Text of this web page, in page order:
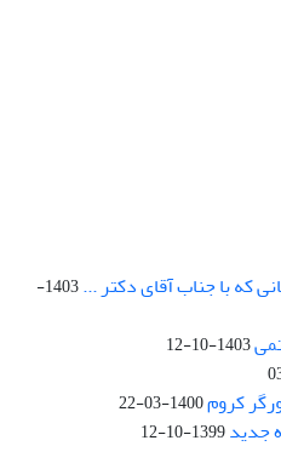
که با جناب آقای دکتر ...
1403-
1403-10-12
کروم1400-03-22
جدید1399-10-12